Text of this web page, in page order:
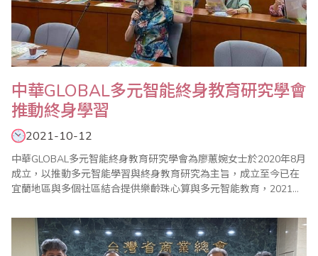
中華GLOBAL多元智能終身教育研究學會
推動終身學習
2021-10-12
中華GLOBAL多元智能終身教育研究學會為廖蕙婉女士於2020年8月
成立，以推動多元智能學習與終身教育研究為主旨，成立至今已在
宜蘭地區與多個社區結合提供樂齡珠心算與多元智能教育，2021年
府委託佛光大學辦理的高齡生活大學中擔任課程講師。 廖蕙婉老師
畢生從事珠心算教育，並於台灣省商業會總會珠心算數學委員會擔
任數學小組召集人，協助商會推動..